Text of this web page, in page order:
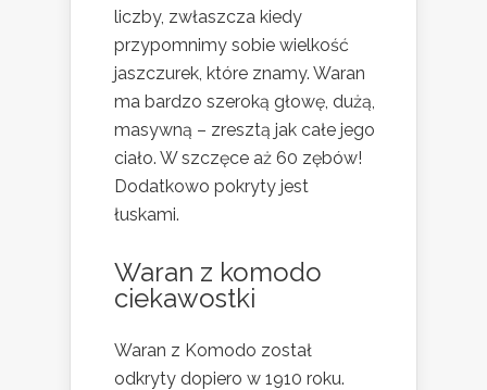
liczby, zwłaszcza kiedy
przypomnimy sobie wielkość
jaszczurek, które znamy. Waran
ma bardzo szeroką głowę, dużą,
masywną – zresztą jak całe jego
ciało. W szczęce aż 60 zębów!
Dodatkowo pokryty jest
łuskami.
Waran z komodo
ciekawostki
Waran z Komodo został
odkryty dopiero w 1910 roku.